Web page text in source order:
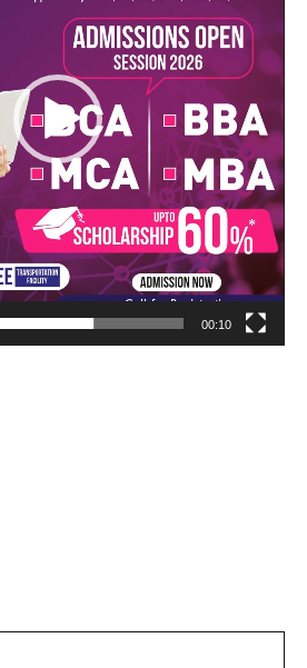
00:10